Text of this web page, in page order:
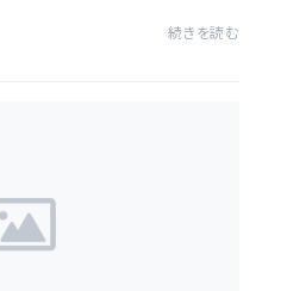
続きを読む